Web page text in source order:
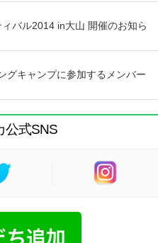
バル2014 in大山 開催のお知ら
グキャンプに参加するメンバー
公式SNS